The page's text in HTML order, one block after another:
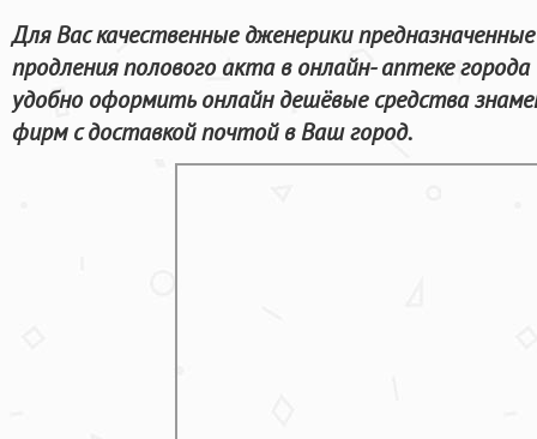
Для Вас качественные дженерики
продления полового акта в онлайн- аптеке
удобно оформить онлайн дешёвые средства
фирм с доставкой почтой в Ваш город.